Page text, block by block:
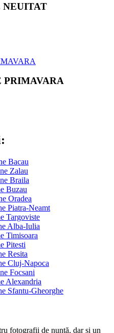
NEUITAT
PRIMAVARA
Bacau
Zalau
Braila
Buzau
Oradea
Piatra-Neamt
Targoviste
Alba-Iulia
Timisoara
Pitesti
Resita
Cluj-Napoca
Focsani
Alexandria
Sfantu-Gheorghe
fotografii de nuntă, dar și un